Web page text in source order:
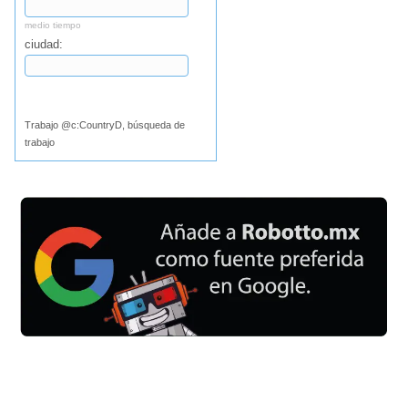
medio tiempo
ciudad:
Trabajo @c:CountryD, búsqueda de
trabajo